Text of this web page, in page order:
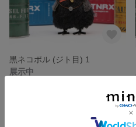
黒ネコポル (ジト目) 1
展示中